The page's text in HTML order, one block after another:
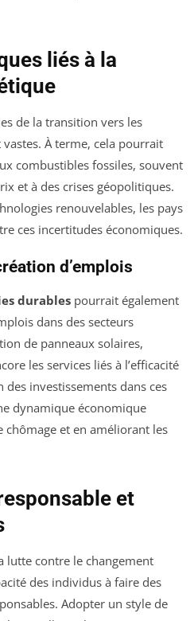
liés à la
de la transition vers les
À terme, cela pourrait
combustibles fossiles, souvent
et à des crises géopolitiques.
renouvelables, les pays
ces incertitudes économiques.
d’emplois
durables pourrait également
dans des secteurs
de panneaux solaires,
les services liés à l’efficacité
des investissements dans ces
dynamique économique
et en améliorant les
et
lutte contre le changement
des individus à faire des
Adopter un style de